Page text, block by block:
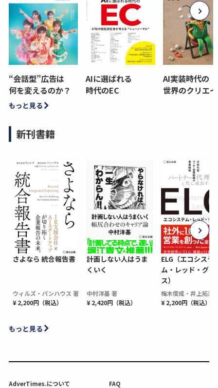
“会話型”広告は
何を変えるのか？
AIに選ばれる
時代のEC
AI実装時代の
世界のクリエ
もっと見る
新刊書籍
さよなら 統合報告書
ウィルズ・パンハウス 著
¥ 2,200円（税込）
計画しない人はうま
くいく
中村洋基 著
¥ 2,420円（税込）
ELG（エコシステ
ム・レッド・グロ
ス）
梅木俊成・井上拓海
¥ 2,200円（税込）
もっと見る
AdverTimes.について FAQ